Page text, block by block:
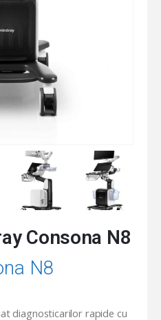
Consona N8
N8
diagnosticarilor rapide cu